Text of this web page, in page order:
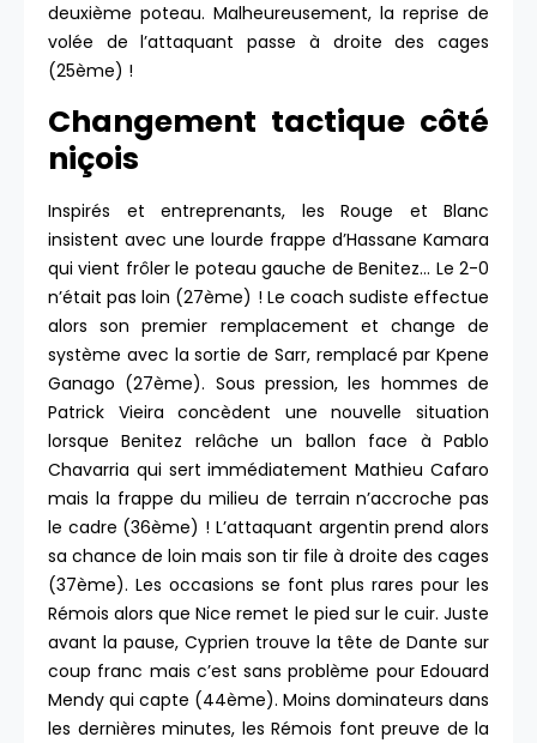
deuxième poteau. Malheureusement, la reprise de
volée de l’attaquant passe à droite des cages
(25ème) !
Changement tactique côté
niçois
Inspirés et entreprenants, les Rouge et Blanc
insistent avec une lourde frappe d’Hassane Kamara
qui vient frôler le poteau gauche de Benitez… Le 2-0
n’était pas loin (27ème) ! Le coach sudiste effectue
alors son premier remplacement et change de
système avec la sortie de Sarr, remplacé par Kpene
Ganago (27ème). Sous pression, les hommes de
Patrick Vieira concèdent une nouvelle situation
lorsque Benitez relâche un ballon face à Pablo
Chavarria qui sert immédiatement Mathieu Cafaro
mais la frappe du milieu de terrain n’accroche pas
le cadre (36ème) ! L’attaquant argentin prend alors
sa chance de loin mais son tir file à droite des cages
(37ème). Les occasions se font plus rares pour les
Rémois alors que Nice remet le pied sur le cuir. Juste
avant la pause, Cyprien trouve la tête de Dante sur
coup franc mais c’est sans problème pour Edouard
Mendy qui capte (44ème). Moins dominateurs dans
les dernières minutes, les Rémois font preuve de la